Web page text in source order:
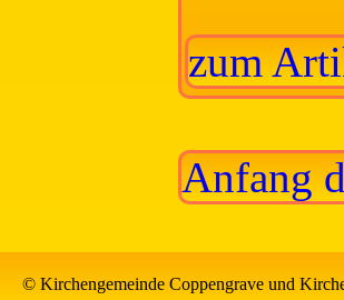
zum
Anfang
© Kirchengemeinde Coppengrave und